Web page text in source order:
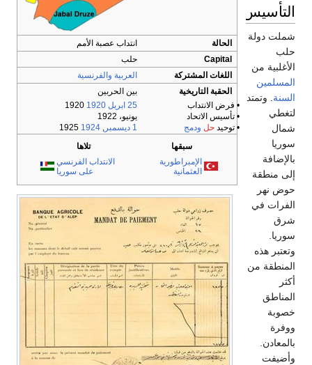
الحالة
انتداب عصبة الأمم
Capital
حلب
اللغات المشتركة
العربية والفرنسية
الحقبة التاريخية
بين الحربين
• فرض الانتداب
25 ابريل 1920
1920
• تأسيس الاتحاد
يونيو، 1922
• توحيدحل ودمج 1 ديسمبر ,
1924
1925
سبقها
تلاها
الإمبراطورية
العثمانية
الانتداب الفرنسي
على سوريا
التأسيس
شملت دولة
حلب
الأغلبية من
المسلمين
السنة. وتمتد
لتغطي
شمال
سوريا
بالإضافة
إلى منطقة
حوض نهر
الفرات في
شرق
سوريا.
وتعتبر هذه
المنطقة من
أكثر
المناطق
خصوبة
ووفرة
بالمعادن.
وأضيفت